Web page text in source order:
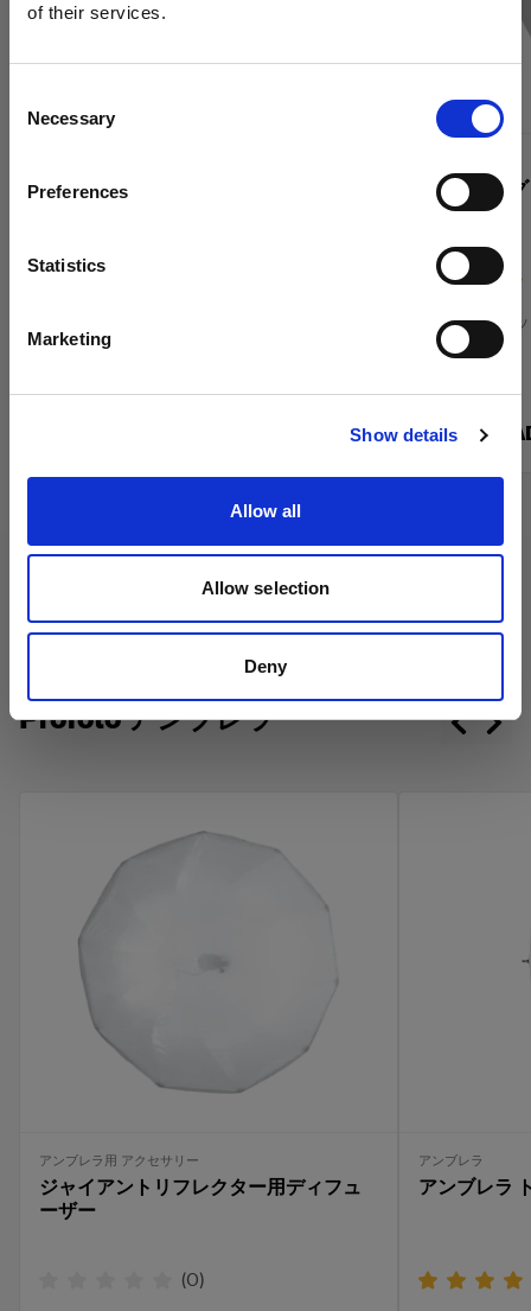
of their services.
Selection
Necessary
Preferences
Statistics
Marketing
Show details
Allow all
Allow selection
Deny
地域を変更しますか？
Canada
サイトにアクセス
グリッド 100 mm
5°/10°/20°のグリッド
RFi ソフト
RFi ソフトボ
りを制限
$140.00
Profoto アンブレラ
アンブレラ用 アクセサリー
ジャイアントリフレクター用ディフュ
ーザー
(0)
アンブレラ
アンブレラ